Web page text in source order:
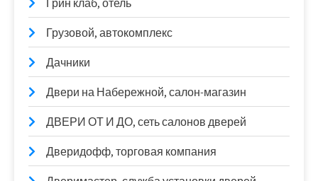
Грин клаб, отель
Грузовой, автокомплекс
Дачники
Двери на Набережной, салон-магазин
ДВЕРИ ОТ И ДО, сеть салонов дверей
Дверидофф, торговая компания